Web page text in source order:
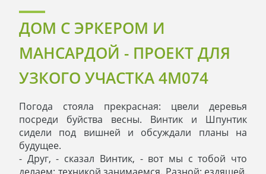
ДОМ С ЭРКЕРОМ И
МАНСАРДОЙ - ПРОЕКТ ДЛЯ
УЗКОГО УЧАСТКА 4M074
Погода стояла прекрасная: цвели деревья
посреди буйства весны. Винтик и Шпунтик
сидели под вишней и обсуждали планы на
будущее.
- Друг, - сказал Винтик, - вот мы с тобой что